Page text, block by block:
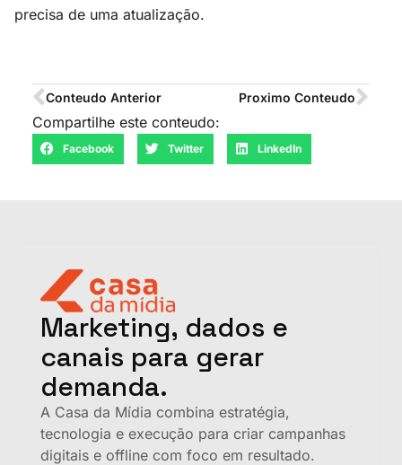
precisa de uma atualização.
Conteudo Anterior Proximo Conteudo
Compartilhe este conteudo:
Facebook Twitter LinkedIn
Marketing, dados e
canais para gerar
demanda.
A Casa da Mídia combina estratégia,
tecnologia e execução para criar campanhas
digitais e offline com foco em resultado.